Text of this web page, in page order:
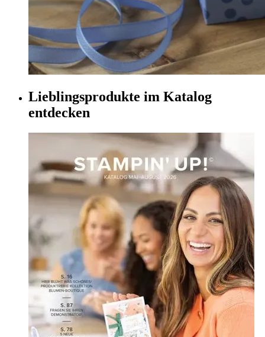
Lieblingsprodukte im Katalog
entdecken